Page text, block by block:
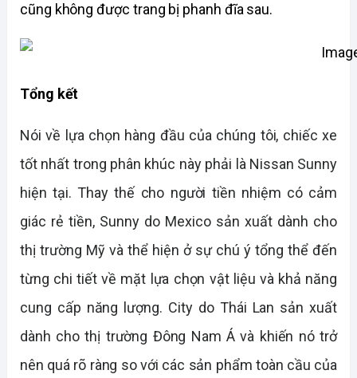
cũng không được trang bị phanh đĩa sau.
Tổng kết
Nói về lựa chọn hàng đầu của chúng tôi, chiếc xe
tốt nhất trong phân khúc này phải là Nissan Sunny
hiện tại. Thay thế cho người tiền nhiệm có cảm
giác rẻ tiền, Sunny do Mexico sản xuất dành cho
thị trường Mỹ và thể hiện ở sự chú ý tổng thể đến
từng chi tiết về mặt lựa chọn vật liệu và khả năng
cung cấp năng lượng. City do Thái Lan sản xuất
dành cho thị trường Đông Nam Á và khiến nó trở
nên quá rõ ràng so với các sản phẩm toàn cầu của